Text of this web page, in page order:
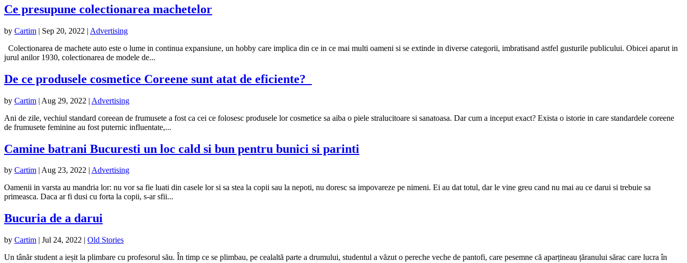
Ce presupune colectionarea machetelor
by Cartim | Sep 20, 2022 | Advertising
Colectionarea de machete auto este o lume in continua expansiune, un hobby care implica din ce in ce mai multi oameni si se extinde in diverse categorii, imbratisand astfel gusturile publicului. Obicei aparut in
jurul anilor 1930, colectionarea de modele de...
De ce produsele cosmetice Coreene sunt atat de eficiente?
by Cartim | Aug 29, 2022 | Advertising
Ani de zile, vechiul standard coreean de frumusete a fost ca cei ce folosesc produsele lor cosmetice sa aiba o piele stralucitoare si sanatoasa. Dar cum a inceput exact? Exista o istorie in care standardele coreene
de frumusete feminine au fost puternic influentate,...
Camine batrani Bucuresti un loc cald si bun pentru bunici si parinti
by Cartim | Aug 23, 2022 | Advertising
Oamenii in varsta au mandria lor: nu vor sa fie luati din casele lor si sa stea la copii sau la nepoti, nu doresc sa impovareze pe nimeni. Ei au dat totul, dar le vine greu cand nu mai au ce darui si trebuie sa
primeasca. Daca ar fi dusi cu forta la copii, s-ar sfii...
Bucuria de a darui
by Cartim | Jul 24, 2022 | Old Stories
Un tânăr student a ieșit la plimbare cu profesorul său. În timp ce se plimbau, pe cealaltă parte a drumului, studentul a văzut o pereche veche de pantofi, care pesemne că aparțineau țăranului sărac care lucra în